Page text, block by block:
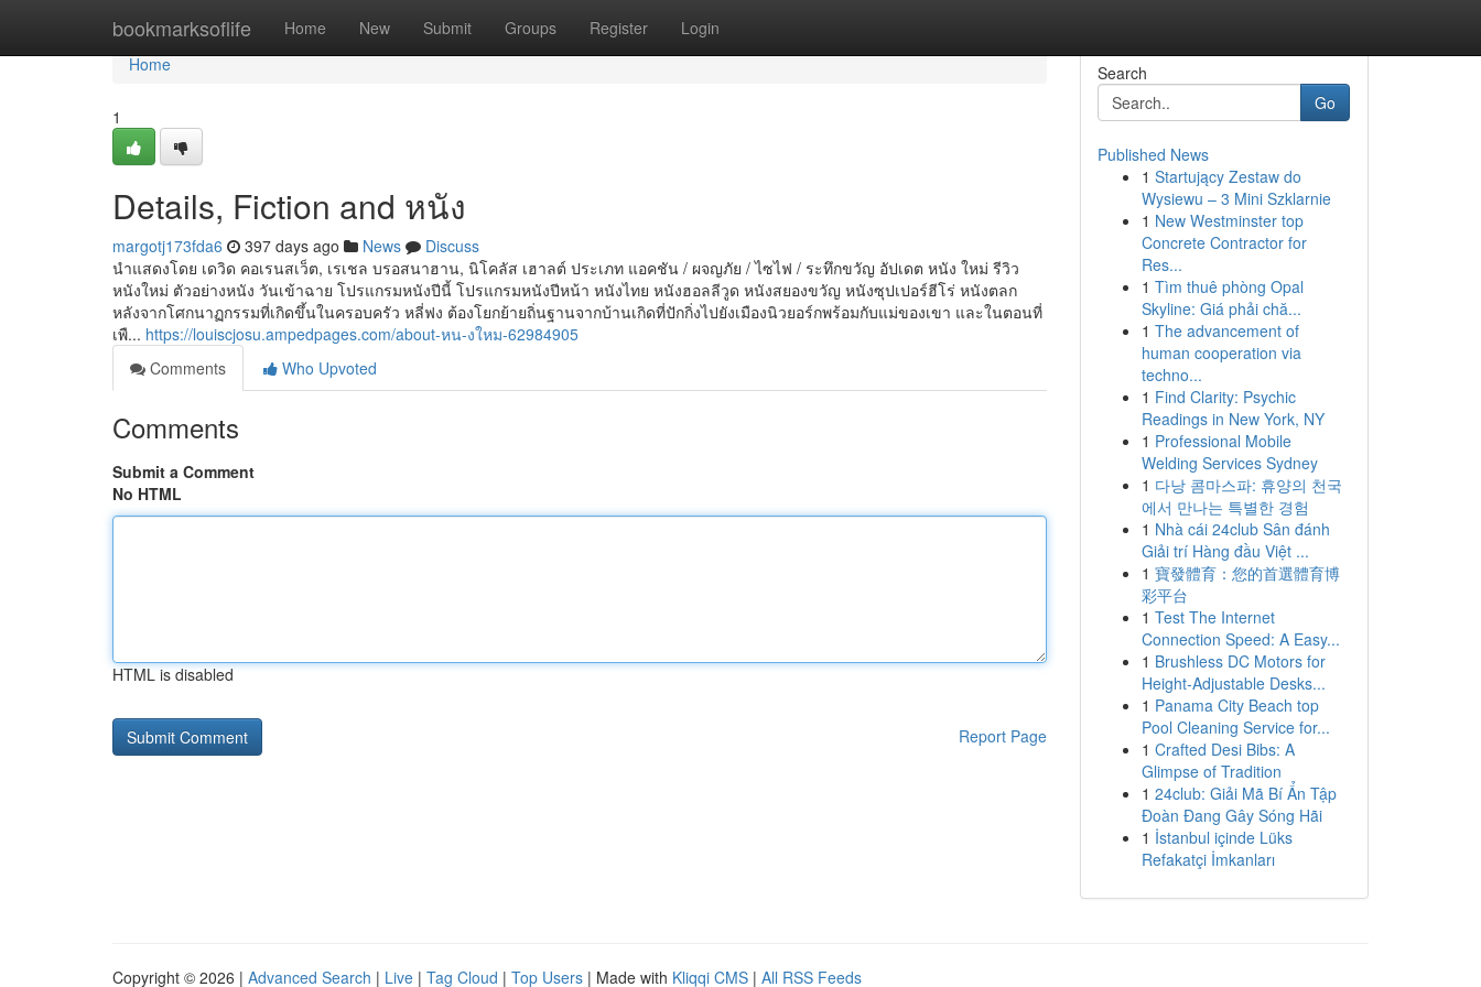
bookmarksoflife Home New Submit Groups Register Login
Home
Home
1
Details, Fiction and หนัง
margotj173fda6 397 days ago News
Discuss
นำแสดงโดย เดวิด คอเรนสเว็ต, เรเชล บรอสนาฮาน, นิโคลัส เฮาลต์ ประเภท แอคชัน / ผจญภัย / ไซไฟ / ระทึกขวัญ อัปเดต หนัง ใหม่ รีวิว
หนังใหม่ ตัวอย่างหนัง วันเข้าฉาย โปรแกรมหนังปีนี้ โปรแกรมหนังปีหน้า หนังไทย หนังฮอลลีวูด หนังสยองขวัญ หนังซุปเปอร์ฮีโร่ หนังตลก
หลังจากโศกนาฏกรรมที่เกิดขึ้นในครอบครัว หลี่ฟง ต้องโยกย้ายถิ่นฐานจากบ้านเกิดที่ปักกิ่งไปยังเมืองนิวยอร์กพร้อมกับแม่ของเขา และในตอนที่
เพื... https://louiscjosu.ampedpages.com/about-หน-งใหม-62984905
Comments
Who Upvoted
Comments
Submit a Comment
No HTML
HTML is disabled
Report Page
Search
Go
Published News
1 Startujący Zestaw do
Wysiewu – 3 Mini Szklarnie
1 New Westminster top
Concrete Contractor for
Res...
1 Tìm thuê phòng Opal
Skyline: Giá phải chă...
1 The advancement of
human cooperation via
techno...
1 Find Clarity: Psychic
Readings in New York, NY
1 Professional Mobile
Welding Services Sydney
1 다낭 콤마스파: 휴양의 천국
에서 만나는 특별한 경험
1 Nhà cái 24club Sân đánh
Giải trí Hàng đầu Việt ...
1 寶發體育：您的首選體育博
彩平台
1 Test The Internet
Connection Speed: A Easy...
1 Brushless DC Motors for
Height-Adjustable Desks...
1 Panama City Beach top
Pool Cleaning Service for...
1 Crafted Desi Bibs: A
Glimpse of Tradition
1 24club: Giải Mã Bí Ẩn Tập
Đoàn Đang Gây Sóng Hãi
1 İstanbul içinde Lüks
Refakatçi İmkanları
Copyright © 2026 | Advanced Search | Live | Tag Cloud | Top Users | Made with Kliqqi CMS | All RSS Feeds